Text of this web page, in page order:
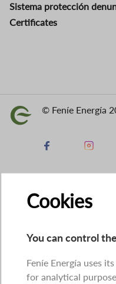
Sistema protección
Certificates
Image © Feníe Energía
Facebook
Cookies
You can control
Feníe Energía uses
for analytical